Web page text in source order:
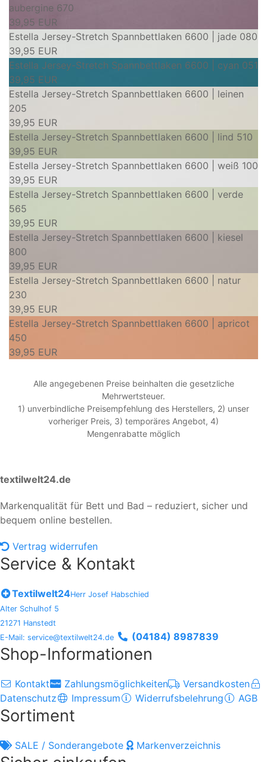
aubergine 670
39,95 EUR
Estella Jersey-Stretch Spannbettlaken 6600 | jade 080
39,95 EUR
Estella Jersey-Stretch Spannbettlaken 6600 | cyan 051
39,95 EUR
Estella Jersey-Stretch Spannbettlaken 6600 | leinen
205
39,95 EUR
Estella Jersey-Stretch Spannbettlaken 6600 | lind 510
39,95 EUR
Estella Jersey-Stretch Spannbettlaken 6600 | weiß 100
39,95 EUR
Estella Jersey-Stretch Spannbettlaken 6600 | verde
565
39,95 EUR
Estella Jersey-Stretch Spannbettlaken 6600 | kiesel
800
39,95 EUR
Estella Jersey-Stretch Spannbettlaken 6600 | natur
230
39,95 EUR
Estella Jersey-Stretch Spannbettlaken 6600 | apricot
450
39,95 EUR
Alle angegebenen Preise beinhalten die gesetzliche
Mehrwertsteuer.
1) unverbindliche Preisempfehlung des Herstellers, 2) unser
vorheriger Preis, 3) temporäres Angebot, 4)
Mengenrabatte möglich
textilwelt24.de
Markenqualität für Bett und Bad – reduziert, sicher und
bequem online bestellen.
Vertrag widerrufen
Service & Kontakt
Textilwelt24Herr Josef Habschied
Alter Schulhof 5
21271 Hanstedt
E-Mail: service@textilwelt24.de
(04184) 8987839
Shop-Informationen
Kontakt Zahlungsmöglichkeiten
Versandkosten
Datenschutz
Impressum Widerrufsbelehrung AGB
Sortiment
SALE / Sonderangebote Markenverzeichnis